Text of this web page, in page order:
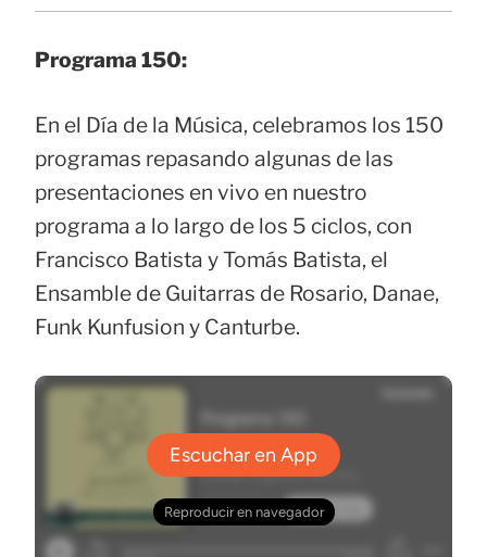
Programa 150:
En el Día de la Música, celebramos los 150
programas repasando algunas de las
presentaciones en vivo en nuestro
programa a lo largo de los 5 ciclos, con
Francisco Batista y Tomás Batista, el
Ensamble de Guitarras de Rosario, Danae,
Funk Kunfusion y Canturbe.